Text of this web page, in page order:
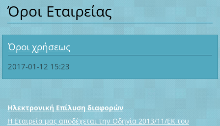
Όροι Εταιρείας
Όροι χρήσεως
2017-01-12 15:23
Ηλεκτρονική Επίλυση διαφορών
Η Εταιρεία μας αποδέχεται την Οδηγία 2013/11/ΕΚ του